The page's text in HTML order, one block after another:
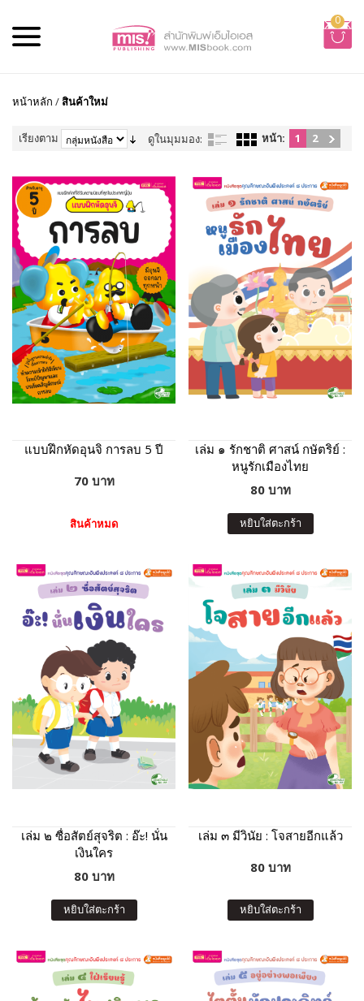
0
หน้าหลัก /สินค้าใหม่
เรียงตาม ดูในมุมมอง: หน้า: 1 2
แบบฝึกหัดอุนจิ การลบ 5 ปี
70 บาท
สินค้าหมด
เล่ม ๑ รักชาติ ศาสน์ กษัตริย์ :
หนูรักเมืองไทย
80 บาท
หยิบใส่ตะกร้า
เล่ม ๒ ซื่อสัตย์สุจริต : อ๊ะ! นั่น
เงินใคร
80 บาท
หยิบใส่ตะกร้า
เล่ม ๓ มีวินัย : โจสายอีกแล้ว
80 บาท
หยิบใส่ตะกร้า